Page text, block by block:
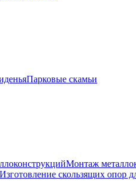
Парковые скамьи
Монтаж
Изготовление скользящих опор